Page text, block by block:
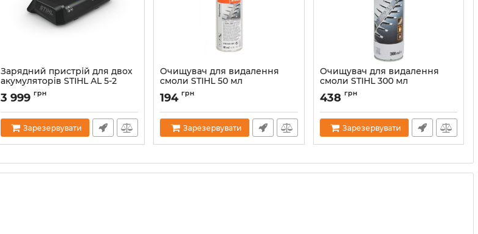
Зарядний пристрій для двох
акумуляторів STIHL AL 5-2
(EA114305700)
Артикул:
3 999 грн
Зарезервувати
Очищувач для видалення
смоли STIHL 50 мл
(07824201001)
Артикул:
194 грн
Зарезервувати
Очищувач для видалення
смоли STIHL 300 мл
(07825168101)
Артикул:
438 грн
Зарезервувати